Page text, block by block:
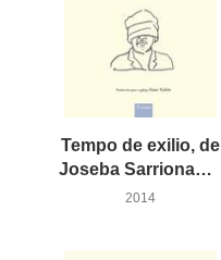
Tempo de exilio, de
Joseba Sarrionandia
2014